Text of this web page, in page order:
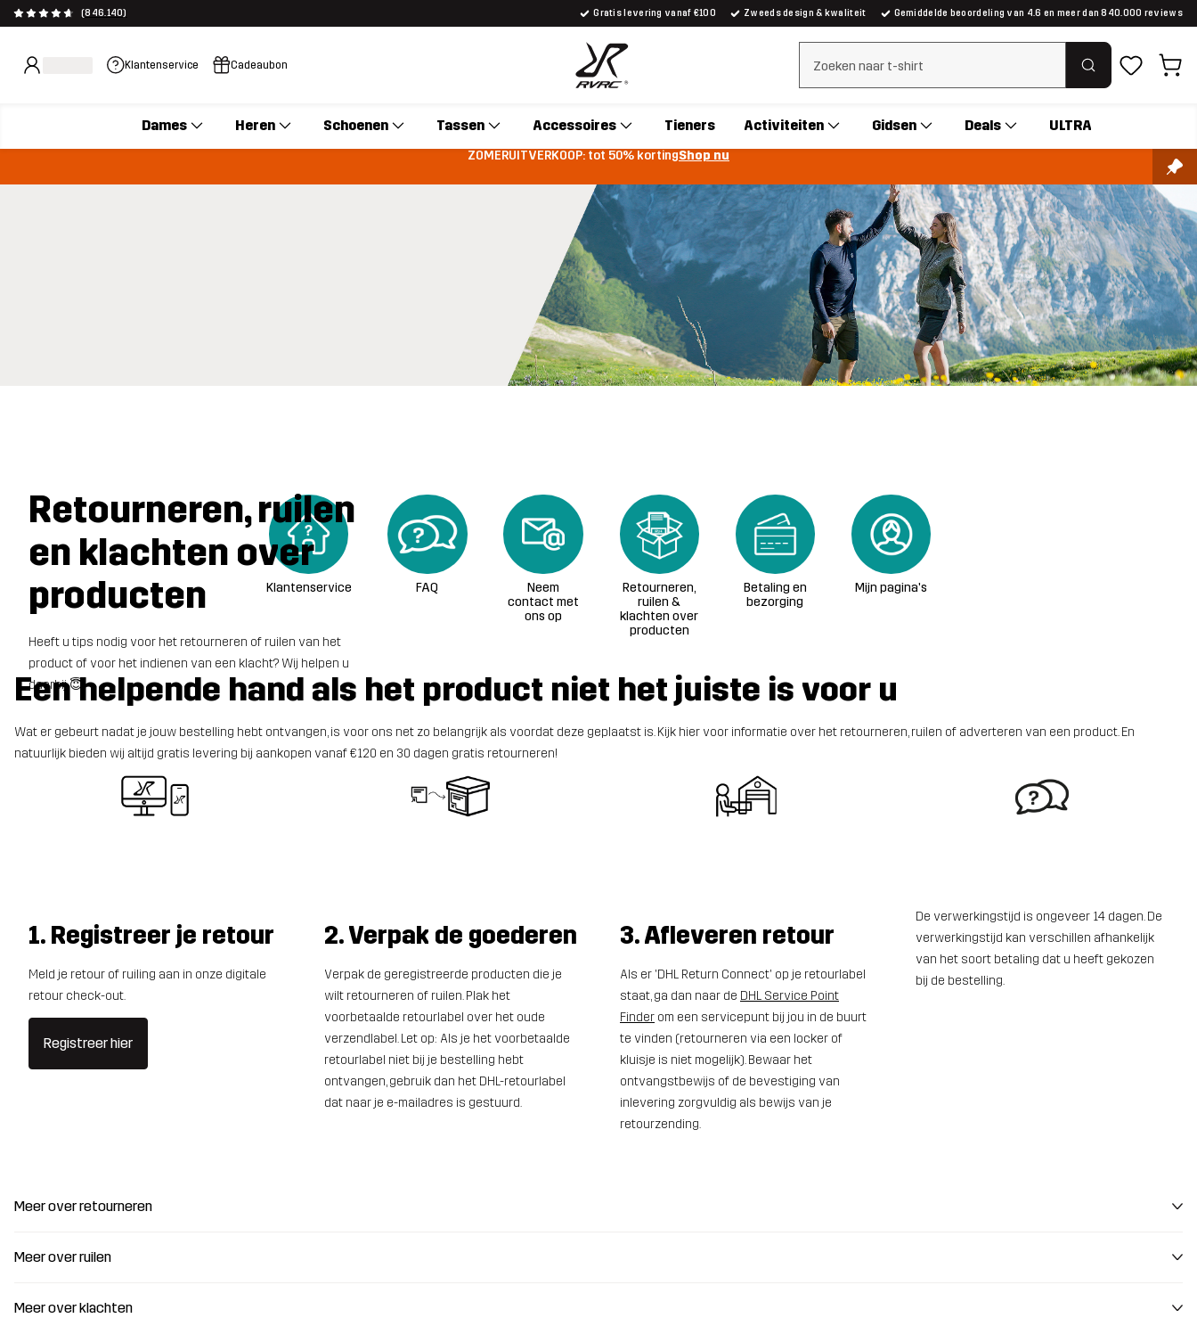
(846.140) Gratis levering vanaf €100 Zweeds design & kwaliteit Gemiddelde beoordeling van 4.6 en meer dan 840.000 reviews
Klantenservice Cadeaubon Zoeken wissen
Dames Heren Schoenen Tassen Accessoires Tieners Activiteiten Gidsen Deals ULTRA
ZOMERUITVERKOOP: tot 50% kortingShop nu
Retourneren, ruilen
en klachten over
producten
Heeft u tips nodig voor het retourneren of ruilen van het
product of voor het indienen van een klacht? Wij helpen u
daarbij 😇
Klantenservice FAQ
Neem
contact met
ons op
Retourneren,
ruilen &
klachten over
producten
Betaling en
bezorging
Mijn pagina's
Een helpende hand als het product niet het juiste is voor u
Wat er gebeurt nadat je jouw bestelling hebt ontvangen, is voor ons net zo belangrijk als voordat deze geplaatst is. Kijk hier voor informatie over het retourneren, ruilen of adverteren van een product. En
natuurlijk bieden wij altijd gratis levering bij aankopen vanaf €120 en 30 dagen gratis retourneren!
1. Registreer je retour
Meld je retour of ruiling aan in onze digitale
retour check-out.
Registreer hier
2. Verpak de goederen
Verpak de geregistreerde producten die je
wilt retourneren of ruilen. Plak het
voorbetaalde retourlabel over het oude
verzendlabel. Let op: Als je het voorbetaalde
retourlabel niet bij je bestelling hebt
ontvangen, gebruik dan het DHL-retourlabel
dat naar je e-mailadres is gestuurd.
3. Afleveren retour
Als er 'DHL Return Connect' op je retourlabel
staat, ga dan naar de DHL Service Point
Finder om een servicepunt bij jou in de buurt
te vinden (retourneren via een locker of
kluisje is niet mogelijk). Bewaar het
ontvangstbewijs of de bevestiging van
inlevering zorgvuldig als bewijs van je
retourzending.
De verwerkingstijd is ongeveer 14 dagen. De
verwerkingstijd kan verschillen afhankelijk
van het soort betaling dat u heeft gekozen
bij de bestelling.
Meer over retourneren
Meer over ruilen
Meer over klachten